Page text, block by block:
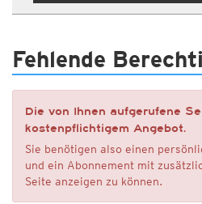
Fehlende
Die von Ihnen aufgerufene
kostenpflichtigem Angebot.
Sie benötigen also einen
und ein Abonnement mit
Seite anzeigen zu können.